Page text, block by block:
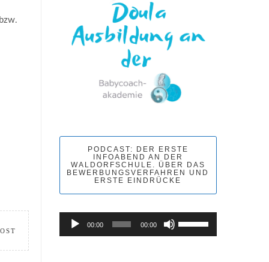
PODCAST: DER ERSTE
INFOABEND AN DER
WALDORFSCHULE. ÜBER DAS
BEWERBUNGSVERFAHREN UND
ERSTE EINDRÜCKE
Audio-
Player
00:00 00:00
Hoch/Runter